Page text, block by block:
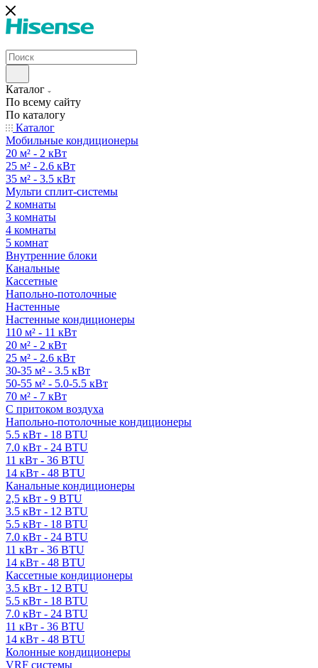
Каталог
По всему сайту
По каталогу
Каталог
Мобильные кондиционеры
20 м² - 2 кВт
25 м² - 2.6 кВт
35 м² - 3.5 кВт
Мульти сплит-системы
2 комнаты
3 комнаты
4 комнаты
5 комнат
Внутренние блоки
Канальные
Кассетные
Напольно-потолочные
Настенные
Настенные кондиционеры
110 м² - 11 кВт
20 м² - 2 кВт
25 м² - 2.6 кВт
30-35 м² - 3.5 кВт
50-55 м² - 5.0-5.5 кВт
70 м² - 7 кВт
С притоком воздуха
Напольно-потолочные кондиционеры
5.5 кВт - 18 BTU
7.0 кВт - 24 BTU
11 кВт - 36 BTU
14 кВт - 48 BTU
Канальные кондиционеры
2,5 кВт - 9 BTU
3.5 кВт - 12 BTU
5.5 кВт - 18 BTU
7.0 кВт - 24 BTU
11 кВт - 36 BTU
14 кВт - 48 BTU
Кассетные кондиционеры
3.5 кВт - 12 BTU
5.5 кВт - 18 BTU
7.0 кВт - 24 BTU
11 кВт - 36 BTU
14 кВт - 48 BTU
Колонные кондиционеры
VRF системы